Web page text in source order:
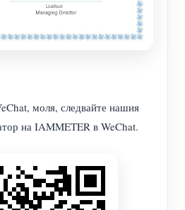
моля, следвайте нашия
на IAMMETER в WeChat.